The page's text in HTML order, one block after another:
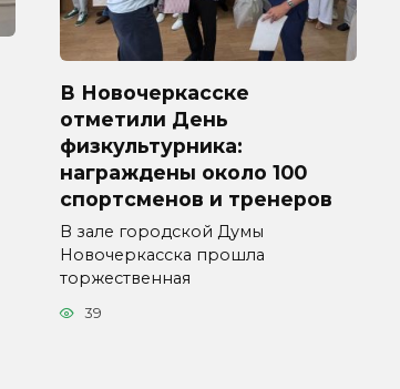
В Новочеркасске
отметили День
физкультурника:
награждены около 100
спортсменов и тренеров
В зале городской Думы
Новочеркасска прошла
торжественная
39